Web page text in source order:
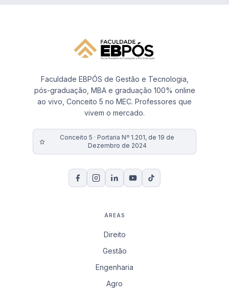
Faculdade EBPÓS de Gestão e Tecnologia,
pós-graduação, MBA e graduação 100% online
ao vivo, Conceito 5 no MEC. Professores que
vivem o mercado.
Conceito 5 · Portaria Nº 1.201, de 19 de
Dezembro de 2024
ÁREAS
Direito
Gestão
Engenharia
Agro